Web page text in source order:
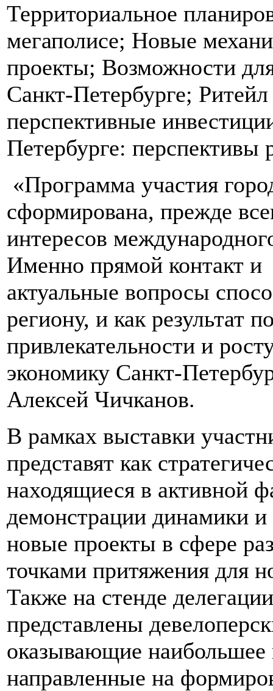
Территориальное
мегаполисе; Новые
проекты; Возможности
Санкт-Петербурге;
перспективные
Петербурге: перспективы
«Программа участия
сформирована, прежде
интересов
Именно прямой контакт и
актуальные вопросы
региону, и как результат
привлекательности и
экономику Санкт-
Алексей Чичканов.
В рамках выставки
представят как
находящиеся в активной
демонстрации динамики и
новые проекты в сфере
точками притяжения для
Также на стенде
представлены
оказывающие наибольшее
направленные на